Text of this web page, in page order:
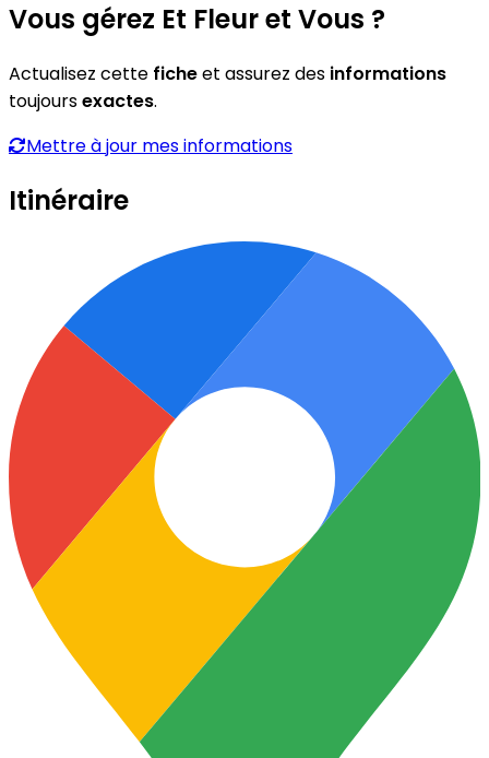
Vous gérez Et Fleur et Vous ?
Actualisez cette ficheet assurez des informations
toujoursexactes.
Mettre à jour mes informations
Itinéraire